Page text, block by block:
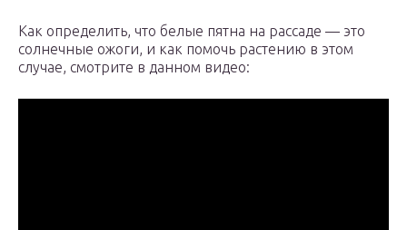
Как определить, что белые пятна на рассаде — это
солнечные ожоги, и как помочь растению в этом
случае, смотрите в данном видео: